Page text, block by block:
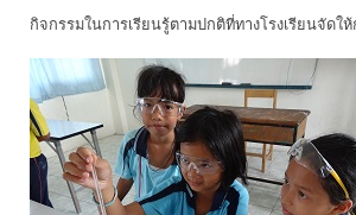
กิจกรรมในการเรียนรู้ตามปกติที่ทางโรงเรียนจัดใ